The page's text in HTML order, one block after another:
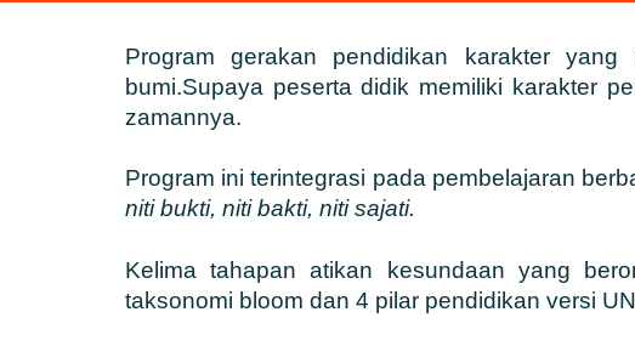
Program gerakan pendidikan karakter
bumi.Supaya peserta didik memiliki karakter
zamannya.
Program ini terintegrasi pada pembelajaran
niti bukti, niti bakti, niti sajati.
Kelima tahapan atikan kesundaan yang
taksonomi bloom dan 4 pilar pendidikan versi